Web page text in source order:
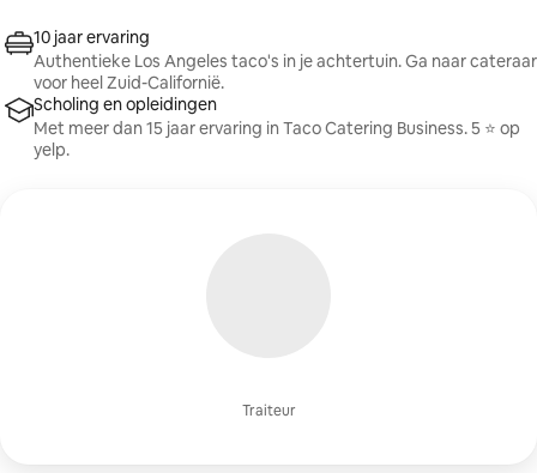
Traiteur
10 jaar ervaring
Authentieke Los Angeles taco's in je achtertuin. Ga naar cateraar
voor heel Zuid-Californië.
Scholing en opleidingen
Met meer dan 15 jaar ervaring in Taco Catering Business. 5 ⭐️ op
yelp.